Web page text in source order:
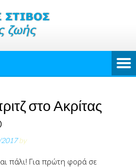
στο Ακρίτας
by
πάλι! Για πρώτη φορά σε